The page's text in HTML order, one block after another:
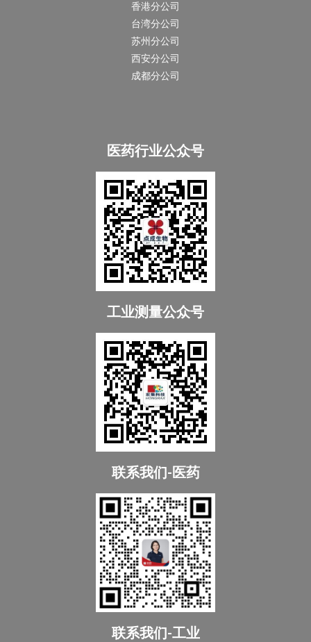
香港分公司
台湾分公司
苏州分公司
西安分公司
成都分公司
医药行业公众号
工业测量公众号
联系我们-医药
联系我们-工业